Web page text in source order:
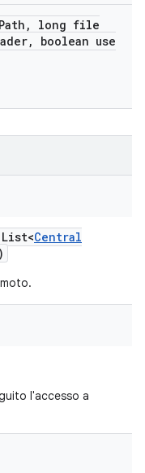
Path ,
long file
,
boolean use
List<Central
l'accesso a